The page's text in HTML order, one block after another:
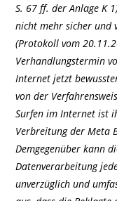
S. 67 ff. der Anlage K
nicht mehr sicher und
(Protokoll vom
Verhandlungstermin
Internet jetzt
von der
Surfen im Internet ist
Verbreitung der Meta
Demgegenüber kann
Datenverarbeitung
unverzüglich und